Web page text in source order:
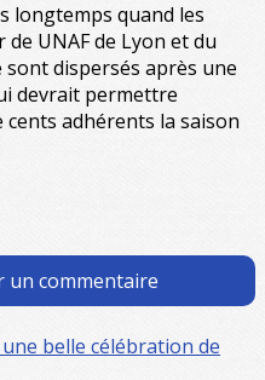
longtemps quand les
UNAF de Lyon et du
dispersés après une
devrait permettre
cents adhérents la saison
un commentaire